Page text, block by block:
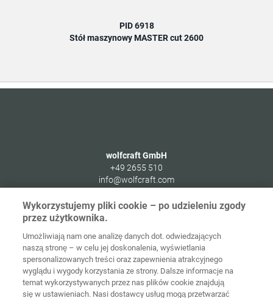
PID 6918
Stół maszynowy MASTER cut 2600
wolfcraft GmbH
+49 2655 510
info@wolfcraft.com
56746Kempenich
Strona
główna Kontakt Nota prawna
Ochrona
danych
Wykorzystujemy pliki cookie – po udzieleniu zgody
przez użytkownika.
Umożliwiają nam one analizę danych dot. odwiedzających
naszą stronę – w celu jej doskonalenia, wyświetlania
spersonalizowanych treści oraz zapewnienia atrakcyjnego
wyglądu i wygody korzystania ze strony. Dalsze informacje na
temat wykorzystywanych przez nas plików cookie znajdują
się w ustawieniach. Nasi dostawcy usług mogą przetwarzać